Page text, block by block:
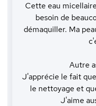
Cette eau
besoin de
démaquiller. Ma
Autre
J'apprécie le fait
le nettoyage et
J'aime